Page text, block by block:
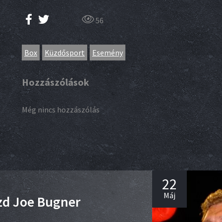
56
Box Küzdősport Esemény
Hozzászólások
Még nincs hozzászólás
Joe Bugner
22
Máj